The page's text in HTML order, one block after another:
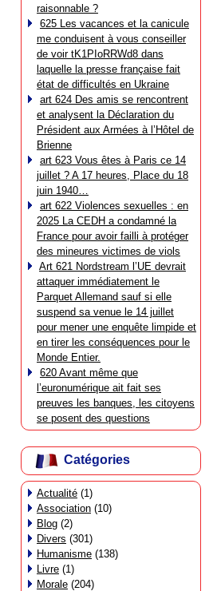
raisonnable ?
625 Les vacances et la canicule
me conduisent à vous conseiller
de voir tK1PIoRRWd8 dans
laquelle la presse française fait
état de difficultés en Ukraine
art 624 Des amis se rencontrent
et analysent la Déclaration du
Président aux Armées à l’Hôtel de
Brienne
art 623 Vous êtes à Paris ce 14
juillet ? A 17 heures, Place du 18
juin 1940…
art 622 Violences sexuelles : en
2025 La CEDH a condamné la
France pour avoir failli à protéger
des mineures victimes de viols
Art 621 Nordstream l’UE devrait
attaquer immédiatement le
Parquet Allemand sauf si elle
suspend sa venue le 14 juillet
pour mener une enquête limpide et
en tirer les conséquences pour le
Monde Entier.
620 Avant même que
l’euronumérique ait fait ses
preuves les banques, les citoyens
se posent des questions
Catégories
Actualité (1)
Association (10)
Blog (2)
Divers (301)
Humanisme (138)
Livre (1)
Morale (204)